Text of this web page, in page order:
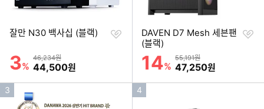
잘만 N30 백사십 (블랙)
할인률
3%
상품금액
46,234원
할인금액
44,500원
찜
DAVEN D7 Mesh 세븐팬
(블랙)
할인률
14%
상품금액
55,191원
할인금액
47,250원
찜
인
3
인
4